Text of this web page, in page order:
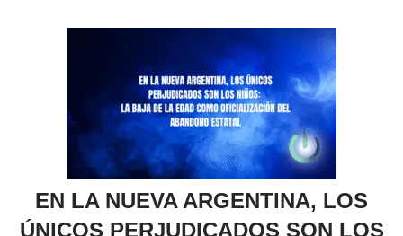
EN LA NUEVA ARGENTINA, LOS
ÚNICOS PERJUDICADOS SON LOS